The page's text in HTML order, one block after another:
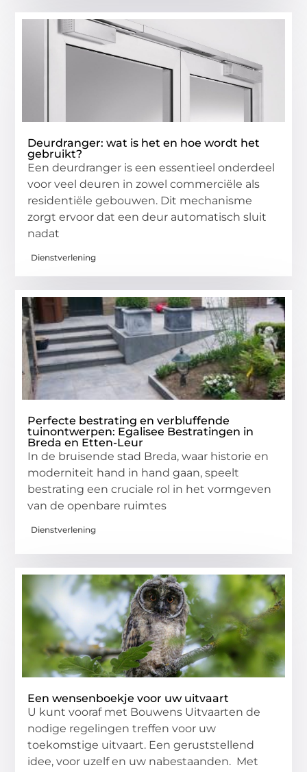
Deurdranger: wat is het en hoe wordt het
gebruikt?
Een deurdranger is een essentieel onderdeel
voor veel deuren in zowel commerciële als
residentiële gebouwen. Dit mechanisme
zorgt ervoor dat een deur automatisch sluit
nadat
Dienstverlening
Perfecte bestrating en verbluffende
tuinontwerpen: Egalisee Bestratingen in
Breda en Etten-Leur
In de bruisende stad Breda, waar historie en
moderniteit hand in hand gaan, speelt
bestrating een cruciale rol in het vormgeven
van de openbare ruimtes
Dienstverlening
Een wensenboekje voor uw uitvaart
U kunt vooraf met Bouwens Uitvaarten de
nodige regelingen treffen voor uw
toekomstige uitvaart. Een geruststellend
idee, voor uzelf en uw nabestaanden. Met